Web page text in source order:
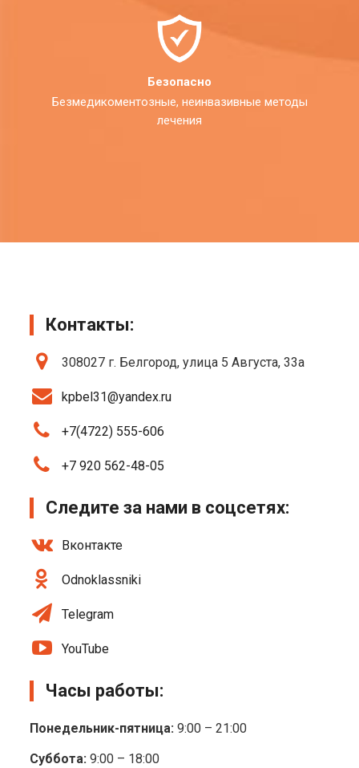
Безопасно
Безмедикоментозные, неинвазивные методы
лечения
Контакты:
308027 г. Белгород, улица 5 Августа, 33а
kpbel31@yandex.ru
+7(4722) 555-606
+7 920 562-48-05
Следите за нами в соцсетях:
Вконтакте
Odnoklassniki
Telegram
YouTube
Часы работы:
Понедельник-пятница: 9:00 – 21:00
Суббота: 9:00 – 18:00